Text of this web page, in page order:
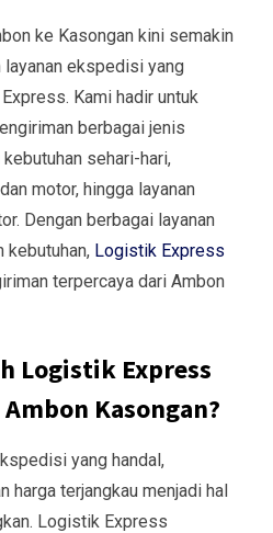
ke Kasongan kini semakin
layanan ekspedisi yang
Kami hadir untuk
berbagai jenis
sehari-hari,
motor, hingga layanan
Dengan berbagai layanan
kebutuhan, Logistik Express
terpercaya dari Ambon
Logistik Express
Kasongan?
yang handal,
harga terjangkau menjadi hal
Logistik Express